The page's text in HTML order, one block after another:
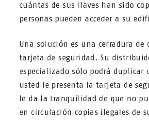
cuántas de sus llaves han sido
personas pueden acceder a su
Una solución es una cerradura de
tarjeta de seguridad. Su
especializado sólo podrá duplicar
usted le presenta la tarjeta de
le da la tranquilidad de que no
en circulación copias ilegales de